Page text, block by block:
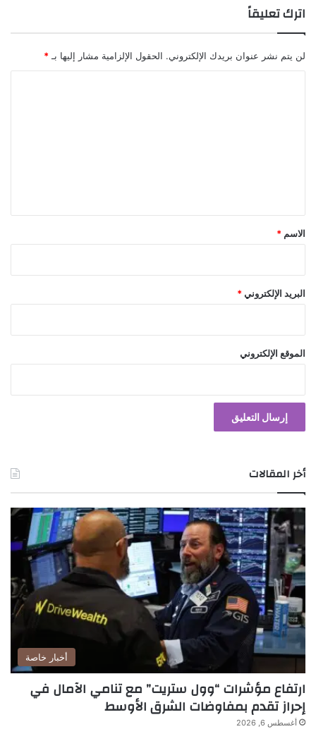
اترك تعليقاً
لن يتم نشر عنوان بريدك الإلكتروني. الحقول الإلزامية مشار إليها بـ *
*
الاسم *
البريد الإلكتروني *
الموقع الإلكتروني
أخر المقالات
أخبار خاصة
ارتفاع مؤشرات “وول ستريت” مع تنامي الآمال في
إحراز تقدم بمفاوضات الشرق الأوسط
أغسطس 6, 2026